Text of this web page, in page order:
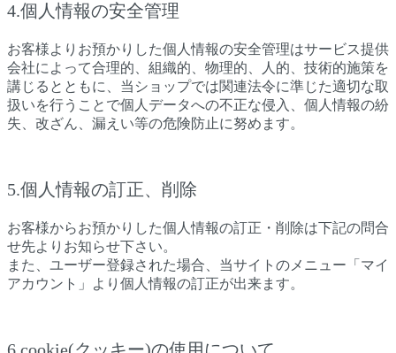
4.個人情報の安全管理
お客様よりお預かりした個人情報の安全管理はサービス提供
会社によって合理的、組織的、物理的、人的、技術的施策を
講じるとともに、当ショップでは関連法令に準じた適切な取
扱いを行うことで個人データへの不正な侵入、個人情報の紛
失、改ざん、漏えい等の危険防止に努めます。
5.個人情報の訂正、削除
お客様からお預かりした個人情報の訂正・削除は下記の問合
せ先よりお知らせ下さい。
また、ユーザー登録された場合、当サイトのメニュー「マイ
アカウント」より個人情報の訂正が出来ます。